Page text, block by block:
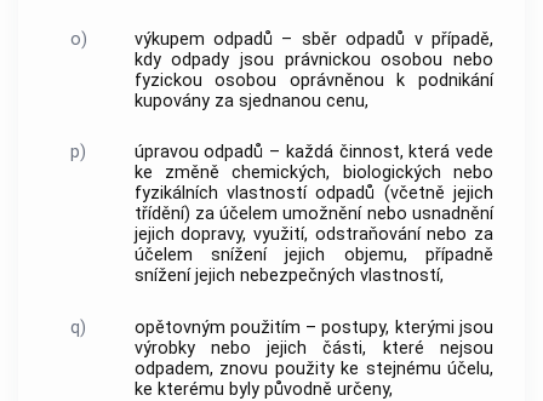
o) výkupem odpadů – sběr odpadů v případě,
kdy odpady jsou právnickou osobou nebo
fyzickou osobou oprávněnou k podnikání
kupovány za sjednanou cenu,
p) úpravou odpadů – každá činnost, která vede
ke změně chemických, biologických nebo
fyzikálních vlastností odpadů (včetně jejich
třídění) za účelem umožnění nebo usnadnění
jejich dopravy, využití, odstraňování nebo za
účelem snížení jejich objemu, případně
snížení jejich nebezpečných vlastností,
q) opětovným použitím – postupy, kterými jsou
výrobky nebo jejich části, které nejsou
odpadem, znovu použity ke stejnému účelu,
ke kterému byly původně určeny,